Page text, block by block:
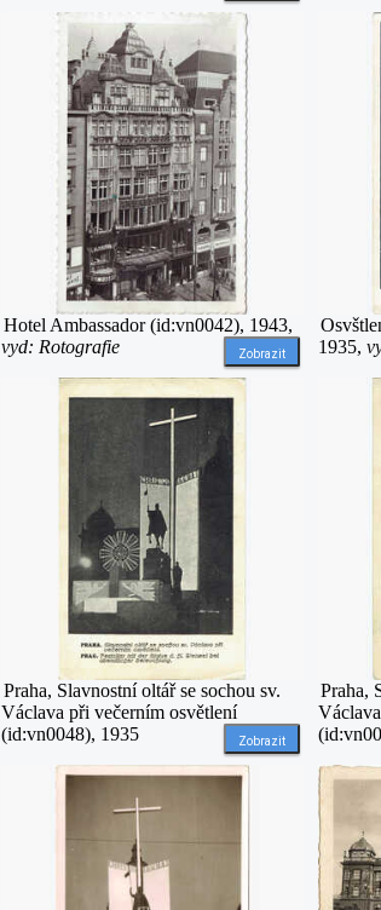
Hotel Ambassador (id:vn0042), 1943,
vyd: Rotografie
Zobrazit
1935,
Praha, Slavnostní oltář se sochou sv.
Václava při večerním osvětlení
(id:vn0048), 1935
Zobrazit
Praha,